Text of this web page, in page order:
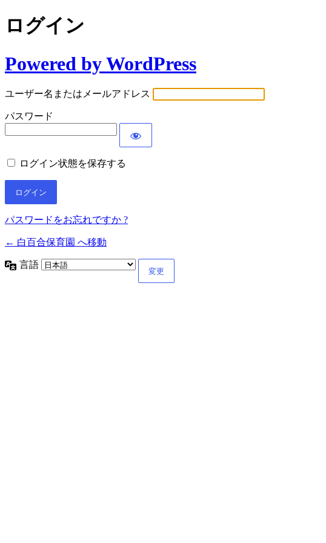
ログイン
Powered by WordPress
ユーザー名またはメールアドレス
パスワード
ログイン状態を保存する
パスワードをお忘れですか ?
← 白百合保育園 へ移動
言語